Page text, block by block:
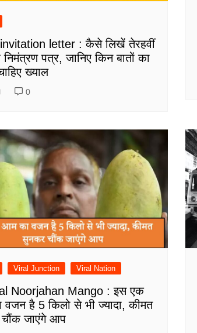
letter : कैसे लिखें तेरहवीं
पत्र, जानिए किन बातों का
ख्याल
0
Viral Junction Viral Nation
Noorjahan Mango : इस एक
है 5 किलो से भी ज्यादा, कीमत
जाएंगे आप